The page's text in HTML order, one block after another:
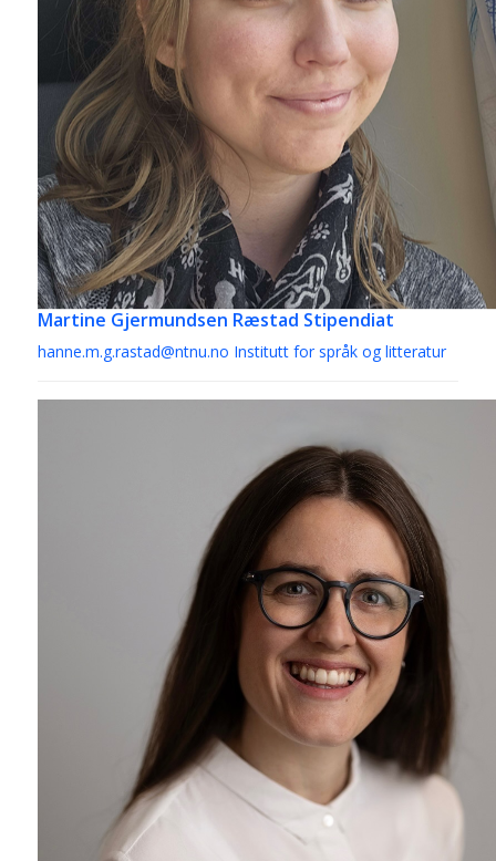
Martine Gjermundsen Ræstad Stipendiat
hanne.m.g.rastad@ntnu.no Institutt for språk og litteratur